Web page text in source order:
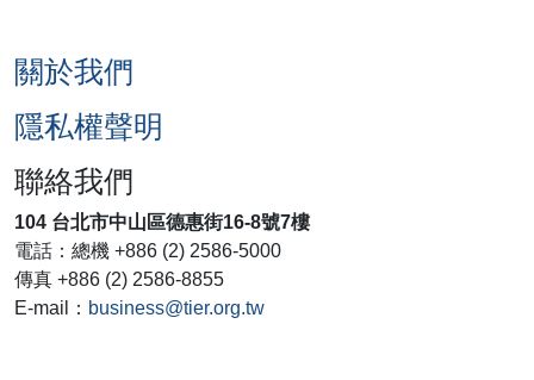
關於我們
隱私權聲明
聯絡我們
104 台北市中山區德惠街16-8號7樓
電話：總機 +886 (2) 2586-5000
傳真 +886 (2) 2586-8855
E-mail： business@tier.org.tw